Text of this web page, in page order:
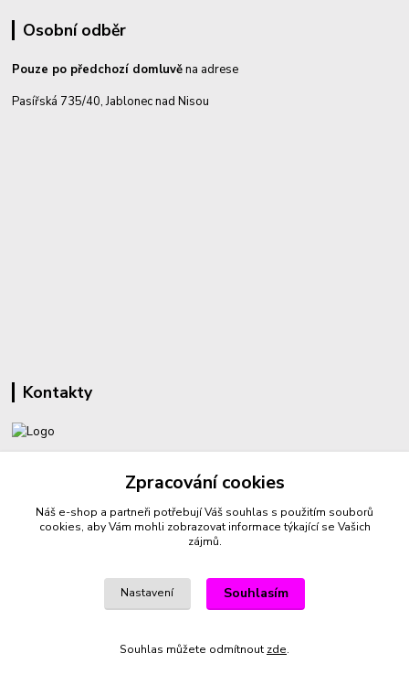
Osobní odběr
Pouze po předchozí domluvěna adrese
Pasířská 735/40, Jablonec nad Nisou
Kontakty
sperkyproradost@seznam.cz
Vytvořeno na Eshop-rychle.cz
Zpracování cookies
Náš e-shop a partneři potřebují Váš souhlas s použitím souborů
cookies, aby Vám mohli zobrazovat informace týkající se Vašich
zájmů.
Nastavení Souhlasím
Souhlas můžete odmítnout zde.